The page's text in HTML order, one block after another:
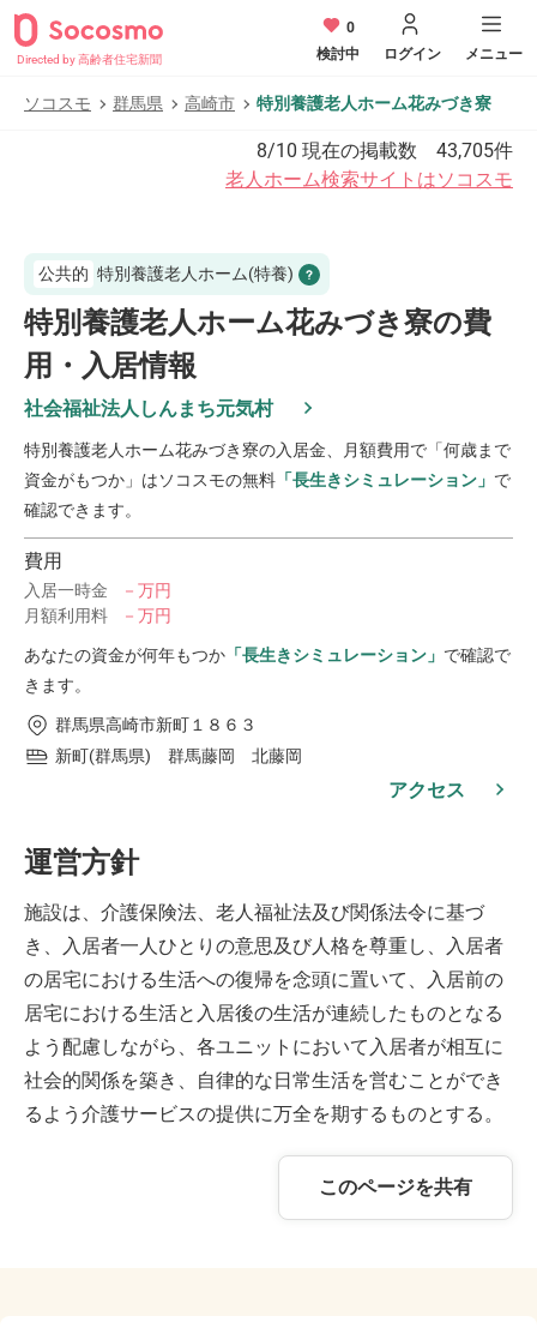
Directed by 高齢者住宅新聞
0
検討中
ログイン メニュー
ソコスモ 群馬県 高崎市 特別養護老人ホーム花みづき寮
8/10 現在の掲載数 43,705件
老人ホーム検索サイトはソコスモ
公共的 特別養護老人ホーム(特養)
特別養護老人ホーム花みづき寮の費
用・入居情報
社会福祉法人しんまち元気村
特別養護老人ホーム花みづき寮の入居金、月額費用で「何歳まで
資金がもつか」はソコスモの無料 「長生きシミュレーション」 で
確認できます。
費用
入居一時金
－万円
月額利用料
－万円
あなたの資金が何年もつか 「長生きシミュレーション」 で確認で
きます。
群馬県高崎市新町１８６３
新町(群馬県) 群馬藤岡 北藤岡
アクセス
運営方針
施設は、介護保険法、老人福祉法及び関係法令に基づ
き、入居者一人ひとりの意思及び人格を尊重し、入居者
の居宅における生活への復帰を念頭に置いて、入居前の
居宅における生活と入居後の生活が連続したものとなる
よう配慮しながら、各ユニットにおいて入居者が相互に
社会的関係を築き、自律的な日常生活を営むことができ
るよう介護サービスの提供に万全を期するものとする。
このページを共有